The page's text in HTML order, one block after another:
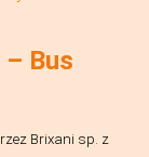
Bus
Brixani sp. z